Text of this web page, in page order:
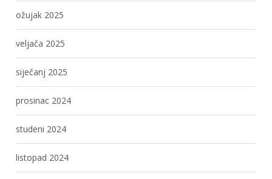
ožujak 2025
veljača 2025
siječanj 2025
prosinac 2024
studeni 2024
listopad 2024